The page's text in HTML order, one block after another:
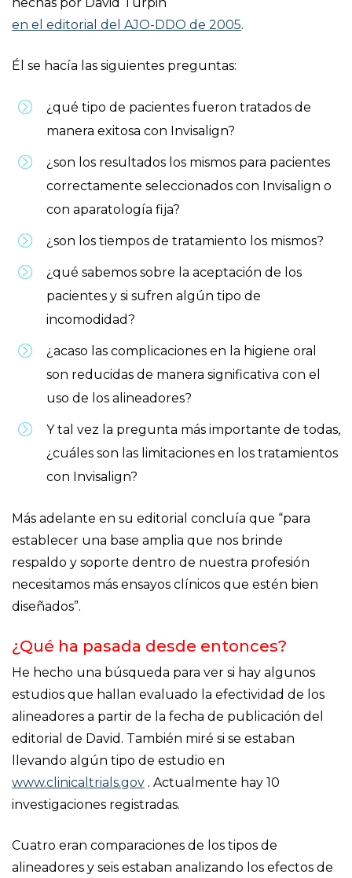
en el editorial del AJO-DDO de 2005.
Él se hacía las siguientes preguntas:
¿qué tipo de pacientes fueron tratados de
manera exitosa con Invisalign?
¿son los resultados los mismos para pacientes
correctamente seleccionados con Invisalign o
con aparatología fija?
¿son los tiempos de tratamiento los mismos?
¿qué sabemos sobre la aceptación de los
pacientes y si sufren algún tipo de
incomodidad?
¿acaso las complicaciones en la higiene oral
son reducidas de manera significativa con el
uso de los alineadores?
Y tal vez la pregunta más importante de todas,
¿cuáles son las limitaciones en los tratamientos
con Invisalign?
Más adelante en su editorial concluía que “para
establecer una base amplia que nos brinde
respaldo y soporte dentro de nuestra profesión
necesitamos más ensayos clínicos que estén bien
diseñados”.
¿Qué ha pasada desde entonces?
He hecho una búsqueda para ver si hay algunos
estudios que hallan evaluado la efectividad de los
alineadores a partir de la fecha de publicación del
editorial de David. También miré si se estaban
llevando algún tipo de estudio en
www.clinicaltrials.gov . Actualmente hay 10
investigaciones registradas.
Cuatro eran comparaciones de los tipos de
alineadores y seis estaban analizando los efectos de